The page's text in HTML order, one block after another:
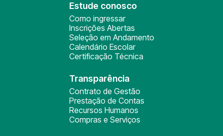
Estude conosco
Como ingressar
Inscrições Abertas
Seleção em Andamento
Calendário Escolar
Certificação Técnica
Transparência
Contrato de Gestão
Prestação de Contas
Recursos Humanos
Compras e Serviços